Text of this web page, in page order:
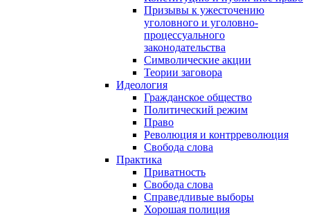
Призывы к ужесточению
уголовного и уголовно-
процессуального
законодательства
Символические акции
Теории заговора
Идеология
Гражданское общество
Политический режим
Право
Революция и контрреволюция
Свобода слова
Практика
Приватность
Свобода слова
Справедливые выборы
Хорошая полиция